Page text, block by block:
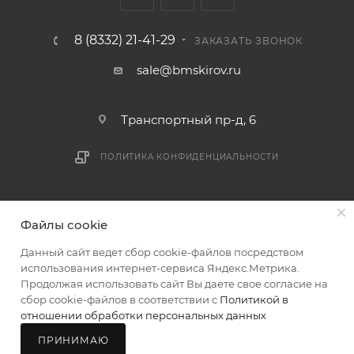
В КОРЗИНУ
8 (8332) 21-41-29 ЗАКАЗАТЬ ЗВОНОК
sale@bmskirov.ru
Транспортный пр-д, 6
ПОЛИТИКА КОНФИДЕНЦИАЛЬНОСТИ
Файлы cookie
Данный сайт ведет сбор cookie-файлов посредством
использования интернет-сервиса Яндекс.Метрика.
Продолжая использовать сайт Вы даете свое согласие на
сбор cookie-файлов в соответствии с Политикой в
отношении обработки персональных данных
ПРИНИМАЮ